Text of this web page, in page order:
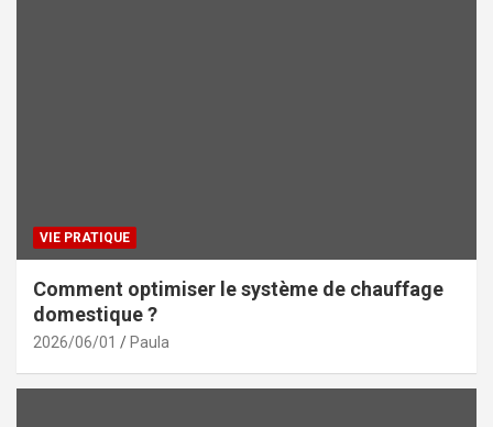
VIE PRATIQUE
Comment optimiser le système de chauffage
domestique ?
2026/06/01 Paula